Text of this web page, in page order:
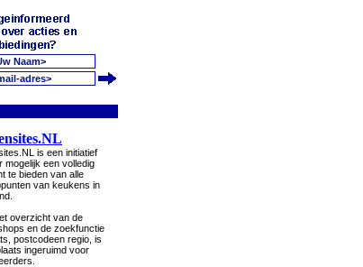
is een initiatief
mogelijk een volledig
te bieden van alle
van keukens in
overzicht van de
en de zoekfunctie
postcodeen regio, is
ingeruimd voor